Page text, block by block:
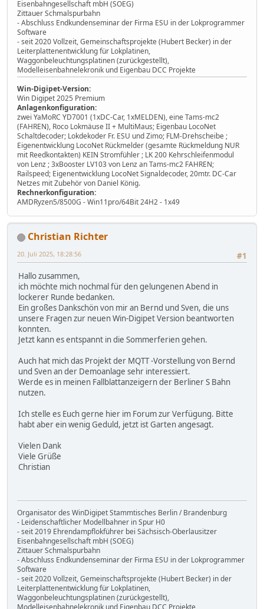
Eisenbahngesellschaft mbH (SOEG)
Zittauer Schmalspurbahn
- Abschluss Endkundenseminar der Firma ESU in der Lokprogrammer
Software
- seit 2020 Vollzeit, Gemeinschaftsprojekte (Hubert Becker) in der
Leiterplattenentwicklung für Lokplatinen,
Waggonbeleuchtungsplatinen (zurückgestellt),
Modelleisenbahnelekronik und Eigenbau DCC Projekte
Win-Digipet-Version:
Win Digipet 2025 Premium
Anlagenkonfiguration:
zwei YaMoRC YD7001 (1xDC-Car, 1xMELDEN), eine Tams-mc2
(FAHREN), Roco Lokmäuse II + MultiMaus; Eigenbau LocoNet
Schaltdecoder; Lokdekoder Fr. ESU und Zimo; FLM-Drehscheibe ;
Eigenentwicklung LocoNet Rückmelder (gesamte Rückmeldung NUR
mit Reedkontakten) KEIN Stromfühler ; LK 200 Kehrschleifenmodul
von Lenz ; 3xBooster LV103 von Lenz an Tams-mc2 FAHREN;
Railspeed; Eigenentwicklung LocoNet Signaldecoder, 20mtr. DC-Car
Netzes mit Zubehör von Daniel König.
Rechnerkonfiguration:
AMDRyzen5/8500G - Win11pro/64Bit 24H2 - 1x49
Christian Richter
#1
20. Juli 2025, 18:28:56
Hallo zusammen,
ich möchte mich nochmal für den gelungenen Abend in
lockerer Runde bedanken.
Ein großes Dankschön von mir an Bernd und Sven, die uns
unsere Fragen zur neuen Win-Digipet Version beantworten
konnten.
Jetzt kann es entspannt in die Sommerferien gehen.
Auch hat mich das Projekt der MQTT -Vorstellung von Bernd
und Sven an der Demoanlage sehr interessiert.
Werde es in meinen Fallblattanzeigern der Berliner S Bahn
nutzen.
Ich stelle es Euch gerne hier im Forum zur Verfügung. Bitte
habt aber ein wenig Geduld, jetzt ist Garten angesagt.
Vielen Dank
Viele Grüße
Christian
Organisator des WinDigipet Stammtisches Berlin / Brandenburg
- Leidenschaftlicher Modellbahner in Spur H0
- seit 2019 Ehrendampflokführer bei Sächsisch-Oberlausitzer
Eisenbahngesellschaft mbH (SOEG)
Zittauer Schmalspurbahn
- Abschluss Endkundenseminar der Firma ESU in der Lokprogrammer
Software
- seit 2020 Vollzeit, Gemeinschaftsprojekte (Hubert Becker) in der
Leiterplattenentwicklung für Lokplatinen,
Waggonbeleuchtungsplatinen (zurückgestellt),
Modelleisenbahnelekronik und Eigenbau DCC Projekte